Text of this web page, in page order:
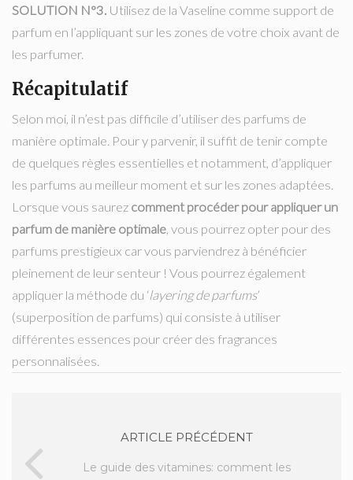
SOLUTION N°3. Utilisez de la Vaseline comme support de
parfum en l’appliquant sur les zones de votre choix avant de
les parfumer.
Récapitulatif
Selon moi, il n’est pas difficile d’utiliser des parfums de
manière optimale. Pour y parvenir, il suffit de tenir compte
de quelques règles essentielles et notamment, d’appliquer
les parfums au meilleur moment et sur les zones adaptées.
Lorsque vous saurez comment procéder pour appliquer un
parfum de manière optimale, vous pourrez opter pour des
parfums prestigieux car vous parviendrez à bénéficier
pleinement de leur senteur ! Vous pourrez également
appliquer la méthode du ‘layering de parfums’
(superposition de parfums) qui consiste à utiliser
différentes essences pour créer des fragrances
personnalisées.
ARTICLE PRÉCÉDENT
Le guide des vitamines: comment les